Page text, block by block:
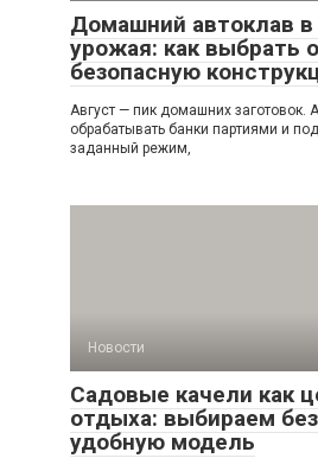
Домашний автоклав в
урожая: как выбрать
безопасную
Август — пик домашних заготовок.
обрабатывать банки партиями и
заданный режим,
Новости
Садовые качели как
отдыха: выбираем
удобную модель